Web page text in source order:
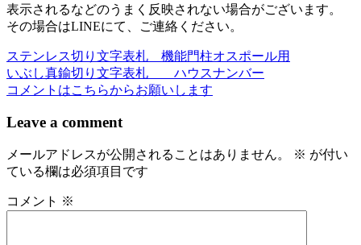
表示されるなどのうまく反映されない場合がございます。
その場合はLINEにて、ご連絡ください。
投
稿
ナ
ゲ
シ
ステンレス切り文字表札 機能門柱オスポール用
いぶし真鍮切り文字表札 ハウスナンバー
コメントはこちらからお願いします
Leave a comment
メールアドレスが公開されることはありません。 ※ が付い
ている欄は必須項目です
コメント ※